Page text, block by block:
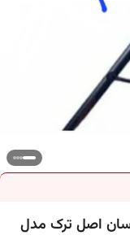
مینی سان اصل ترک مدل